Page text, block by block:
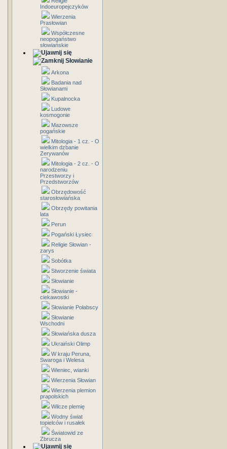
Indoeuropejczyków
Wierzenia
Prasłowian
Współczesne
neopogaństwo
słowiańskie
Słowianie
Arkona
Badania nad
Słowianami
Kupalnocka
Ludowe
kosmogonie
Mazowsze
pogańskie
Mitologia - 1 cz. - O
wielkim dzbanie
Zerywanów
Mitologia - 2 cz. - O
narodzeniu
Przestworzy i
Przedstworzów
Obrzędowość
starosłowiańska
Obrzędy powitania
lata
Perun
Pogański Łysiec
Religie Słowian -
zarys
Sobótka
Stworzenie świata
Słowianie
Słowianie -
ciekawostki
Słowianie Połabscy
Słowianie
Wschodni
Słowiańska dusza
Ukraiński Olimp
W kraju Peruna,
Swaroga i Welesa
Wieniec, wianki
Wierzenia Słowian
Wierzenia plemion
prapolskich
Wilcze plemię
Wodny świat
topielców i rusałek
Światowid ze
Zbrucza